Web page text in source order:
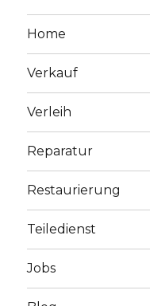
Home
Verkauf
Verleih
Reparatur
Restaurierung
Teiledienst
Jobs